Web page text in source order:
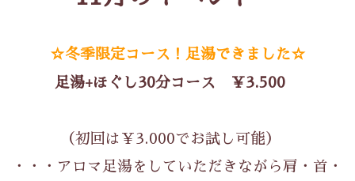
☆冬季限定コース！足湯できました☆
足湯+ほぐし30分コース ￥3.500
（初回は￥3.000でお試し可能）
・・・アロマ足湯をしていただきながら肩・首・